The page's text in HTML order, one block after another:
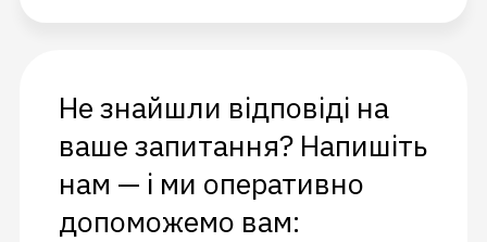
Не знайшли відповіді на
ваше запитання? Напишіть
нам — і ми оперативно
допоможемо вам: